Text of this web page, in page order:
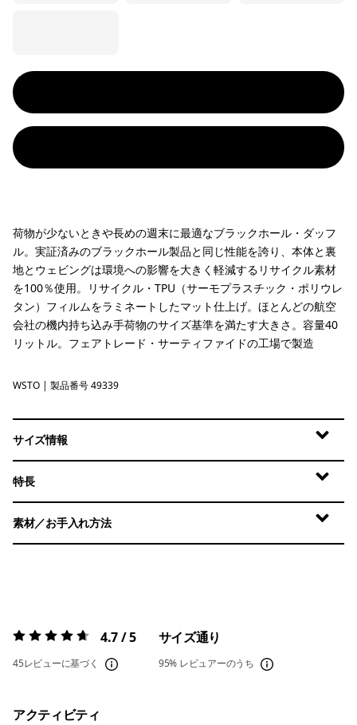
荷物が少ないときや長めの週末に最適なブラックホール・ダッフ
ル。実証済みのブラックホール製品と同じ性能を誇り、本体と裏
地とウェビングは環境への影響を大きく軽減するリサイクル素材
を100％使用。リサイクル・TPU（サーモプラスチック・ポリウレ
タン）フィルムをラミネートしたマット仕上げ。ほとんどの航空
会社の機内持ち込み手荷物のサイズ基準を満たす大きさ。容量40
リットル。フェアトレード・サーティファイドの工場で製造
Weathered Stone
WSTO | 製品番号 49339
サイズ情報
特長
素材／お手入れ方法
評価:4.7 / 5 4.7 / 5
45レビューに基づく
サイズ通り
95% レビュアーのうち
アクティビティ